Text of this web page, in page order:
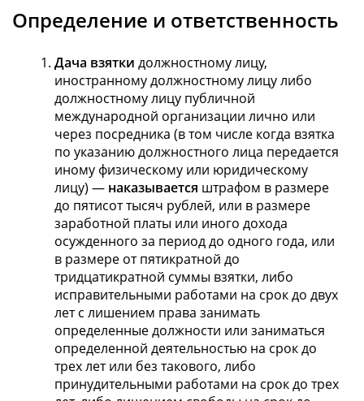
Определение и ответственность
Дача взятки должностному лицу,
иностранному должностному лицу либо
должностному лицу публичной
международной организации лично или
через посредника (в том числе когда взятка
по указанию должностного лица передается
иному физическому или юридическому
лицу) — наказывается штрафом в размере
до пятисот тысяч рублей, или в размере
заработной платы или иного дохода
осужденного за период до одного года, или
в размере от пятикратной до
тридцатикратной суммы взятки, либо
исправительными работами на срок до двух
лет с лишением права занимать
определенные должности или заниматься
определенной деятельностью на срок до
трех лет или без такового, либо
принудительными работами на срок до трех